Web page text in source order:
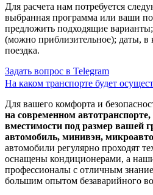
Для расчета нам потребуется
выбранная программа или ваши
предложить подходящие
(можно приблизительное); даты, в
поездка.
Задать вопрос в Telegram
На каком транспорте будет
Для вашего комфорта и
на современном
вместимости под размер вашей
автомобиль, минивэн,
автомобили регулярно проходят
оснащены кондиционерами, а
профессионалы с отличным
большим опытом безаварийного